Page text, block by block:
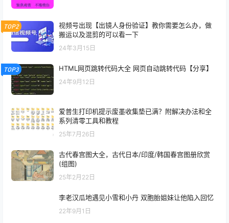
TOP2
视频号出现【出镜人身份验证】教你需要怎么办，做
搬运以及混剪的可以看一下
24年3月15日
TOP3 HTML网页跳转代码大全 网页自动跳转代码【分享】
24年9月12日
爱普生打印机提示废墨收集垫已满？附解决办法和全
系列清零工具和教程
25年7月26日
古代春宫图大全，古代日本/印度/韩国春宫图册欣赏
(组图)
25年2月22日
李老汉瓜地遇见小雪和小丹 双胞胎姐妹让他陷入回忆
22年9月1日